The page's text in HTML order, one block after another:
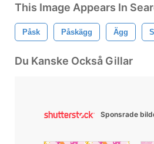
This Image Appears In
Påsk Påskägg Ägg
Du Kanske Också Gillar
Sponsrade